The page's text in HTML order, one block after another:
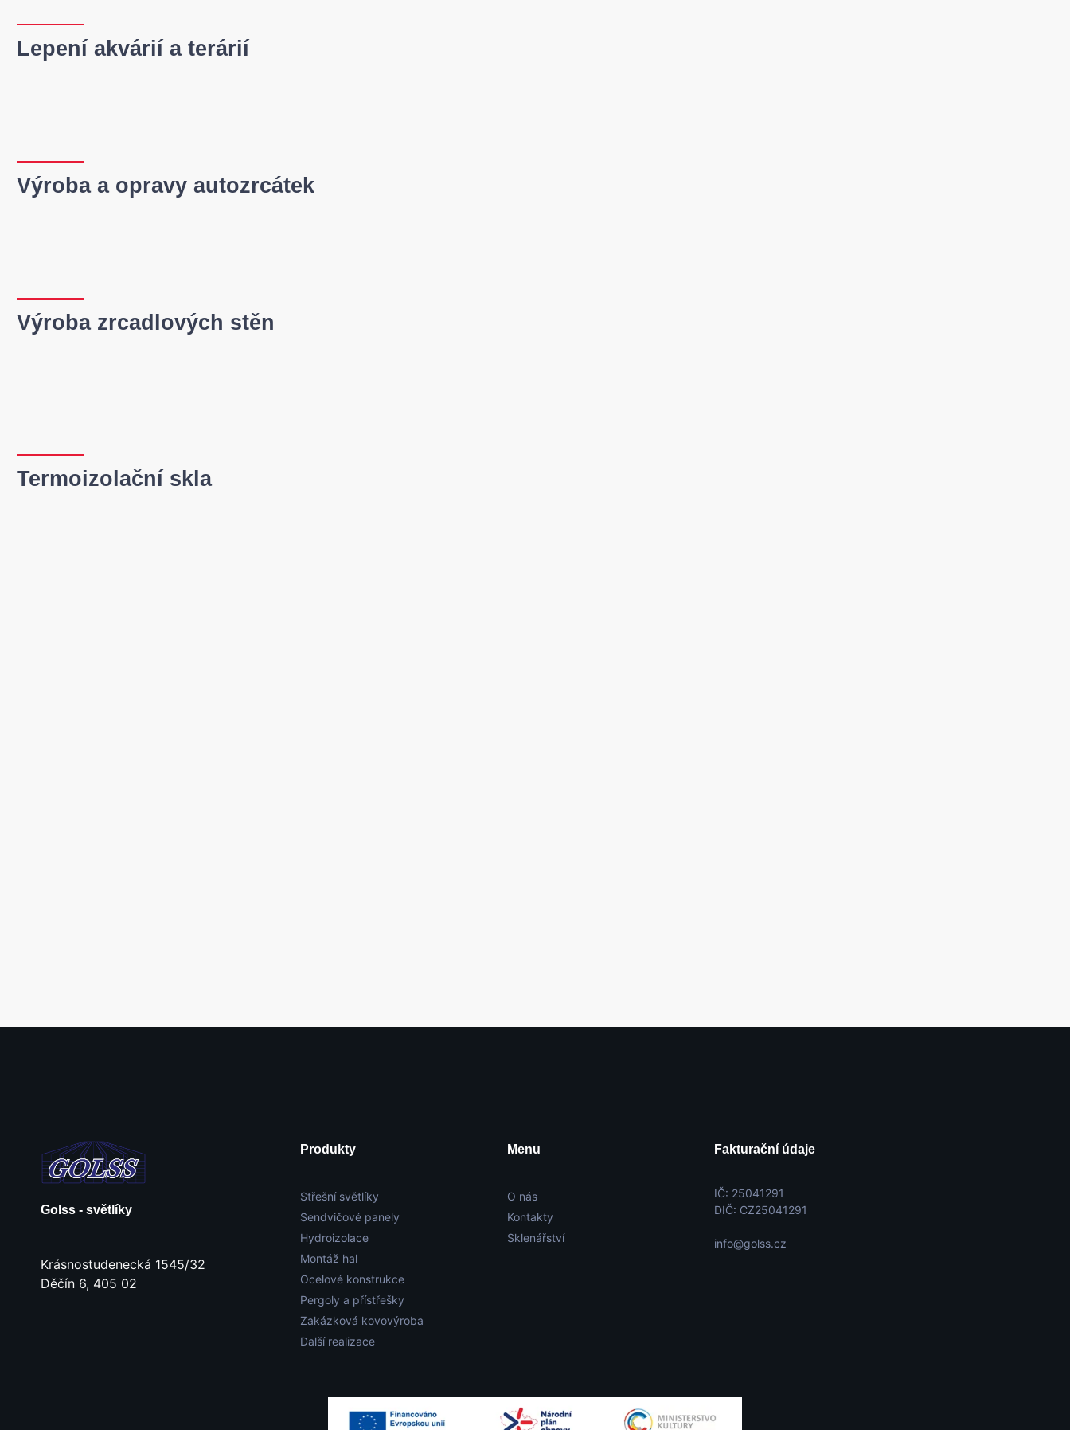
Lepení akvárií a terárií
Výroba a opravy autozrcátek
Výroba zrcadlových stěn
Termoizolační skla
Golss - světlíky
Krásnostudenecká 1545/32
Děčín 6, 405 02
Produkty
Střešní světlíky
Sendvičové panely
Hydroizolace
Montáž hal
Ocelové konstrukce
Pergoly a přístřešky
Zakázková kovovýroba
Další realizace
Menu
O nás
Kontakty
Sklenářství
Fakturační údaje
IČ: 25041291
DIČ: CZ25041291
info@golss.cz